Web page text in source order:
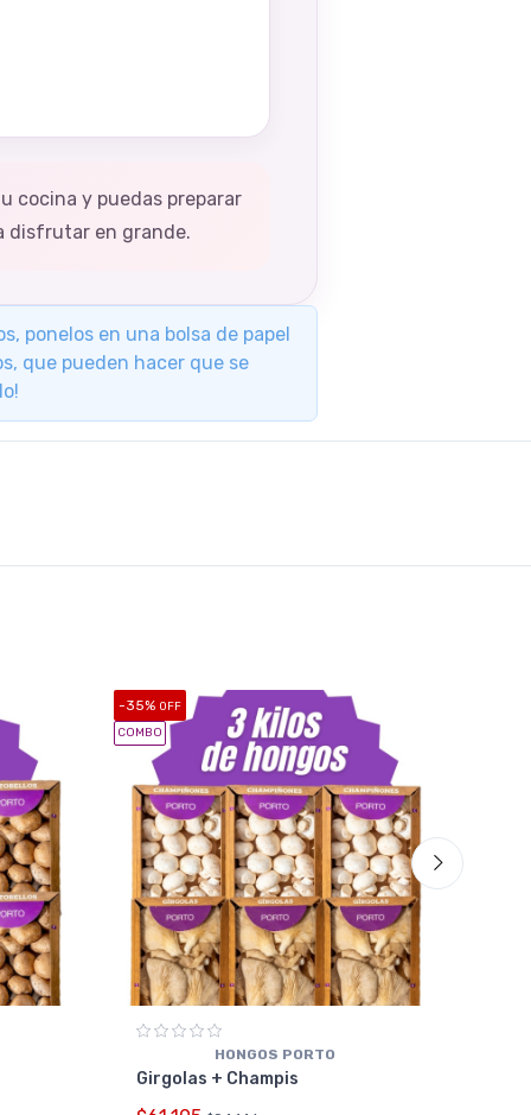
cocina y puedas preparar
disfrutar en grande.
ponelos en una bolsa de papel
que pueden hacer que se
-35% OFF
COMBO
HONGOS PORTO
Girgolas + Champis